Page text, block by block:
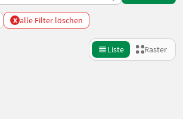
x alle Filter löschen
Liste Raster